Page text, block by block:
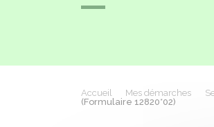
Accueil Mes démarches
(Formulaire 12820*02)